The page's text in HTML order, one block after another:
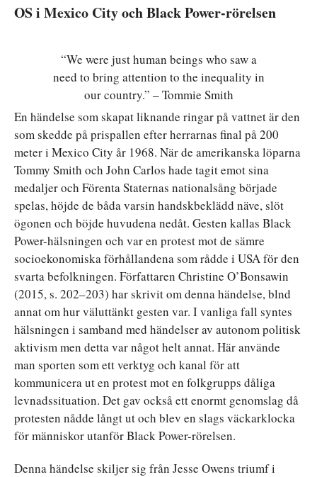
OS i Mexico City och Black Power-rörelsen
“We were just human beings who saw a
need to bring attention to the inequality in
our country.” – Tommie Smith
En händelse som skapat liknande ringar på vattnet är den
som skedde på prispallen efter herrarnas final på 200
meter i Mexico City år 1968. När de amerikanska löparna
Tommy Smith och John Carlos hade tagit emot sina
medaljer och Förenta Staternas nationalsång började
spelas, höjde de båda varsin handskbeklädd näve, slöt
ögonen och böjde huvudena nedåt. Gesten kallas Black
Power-hälsningen och var en protest mot de sämre
socioekonomiska förhållandena som rådde i USA för den
svarta befolkningen. Författaren Christine O’Bonsawin
(2015, s. 202–203) har skrivit om denna händelse, blnd
annat om hur väluttänkt gesten var. I vanliga fall syntes
hälsningen i samband med händelser av autonom politisk
aktivism men detta var något helt annat. Här använde
man sporten som ett verktyg och kanal för att
kommunicera ut en protest mot en folkgrupps dåliga
levnadssituation. Det gav också ett enormt genomslag då
protesten nådde långt ut och blev en slags väckarklocka
för människor utanför Black Power-rörelsen.
Denna händelse skiljer sig från Jesse Owens triumf i